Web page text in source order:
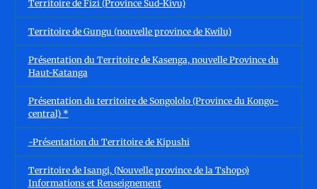
Territoire de Fizi (Province Sud-Kivu)
Territoire de Gungu (nouvelle province de Kwilu)
Présentation du Territoire de Kasenga, nouvelle Province du
Haut-Katanga
Présentation du territoire de Songololo (Province du Kongo-
central) *
-Présentation du Territoire de Kipushi
Territoire de Isangi, (Nouvelle province de la Tshopo)
Informations et Renseignement